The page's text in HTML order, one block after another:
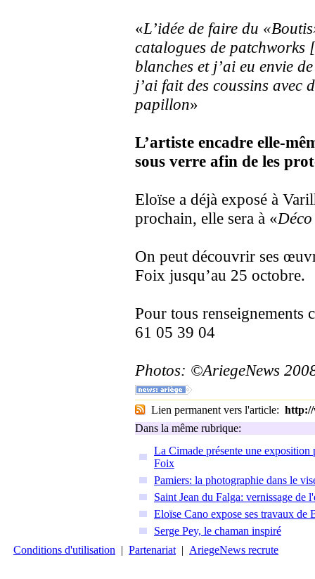
«L’idée de faire du
catalogues de
blanches et j’ai eu envie
j’ai fait des coussins avec
papillon»
L’artiste encadre elle-
sous verre afin de les
Eloïse a déjà exposé à
prochain, elle sera à «
On peut découvrir ses
Foix jusqu’au 25 octobre.
Pour tous renseignements
61 05 39 04
Photos: ©AriegeNews
Lien permanent vers l'article: http://
Dans la même rubrique:
La Cimade présente une
Foix
Pamiers: la photographie dans le
Saint Jean du Falga: vernissage de
Eloïse Cano expose ses travaux
Serge Pey, le chaman inspiré
Conditions d'utilisation | Partenariat | AriegeNews recrute